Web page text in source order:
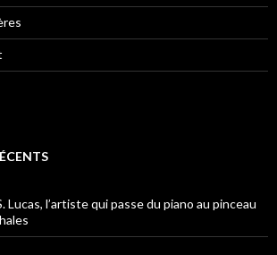
Lucas, l’artiste qui passe du piano au pinceau